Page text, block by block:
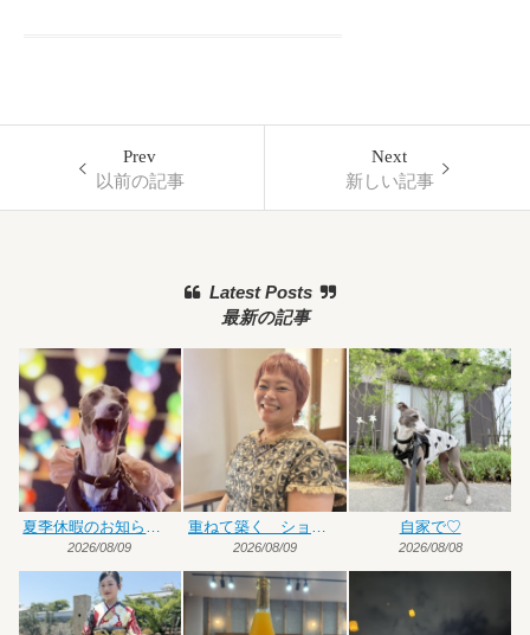
Prev
以前の記事
Next
新しい記事
Latest Posts
最新の記事
夏季休暇のお知らせです
2026/08/09
重ねて築く ショート×ハイトーンカラー
2026/08/09
自家で♡
2026/08/08